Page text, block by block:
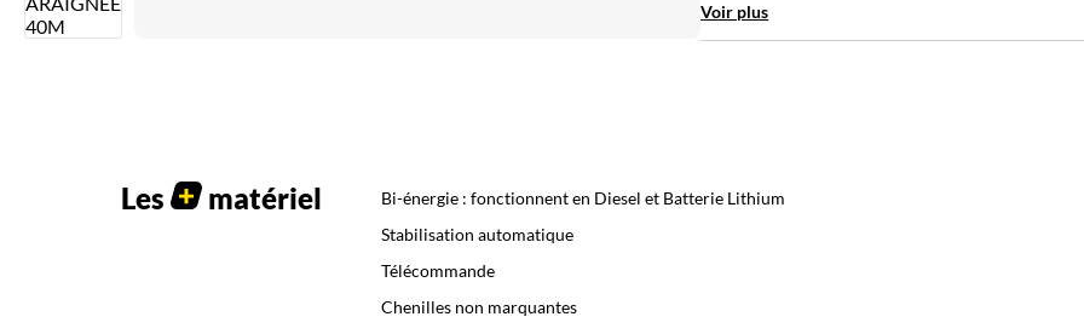
Voir plus
Les matériel
Bi-énergie : fonctionnent en Diesel et Batterie Lithium
Stabilisation automatique
Télécommande
Chenilles non marquantes